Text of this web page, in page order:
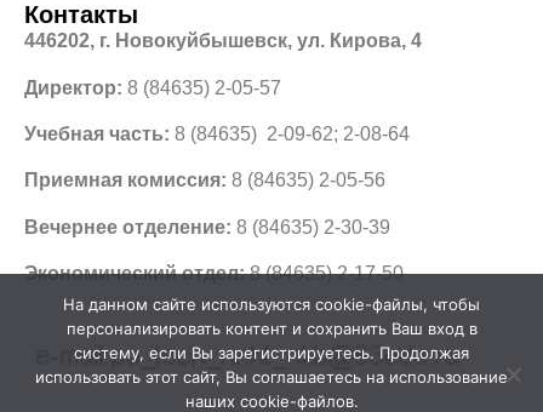
Контакты
446202, г. Новокуйбышевск, ул. Кирова, 4
Директор: 8 (84635) 2-05-57
Учебная часть: 8 (84635) 2-09-62; 2-08-64
Приемная комиссия: 8 (84635) 2-05-56
Вечернее отделение: 8 (84635) 2-30-39
Экономический отдел:8 (84635) 2-17-50
На данном сайте используются cookie-файлы, чтобы
персонализировать контент и сохранить Ваш вход в
систему, если Вы зарегистрируетесь. Продолжая
использовать этот сайт, Вы соглашаетесь на использование
наших cookie-файлов.